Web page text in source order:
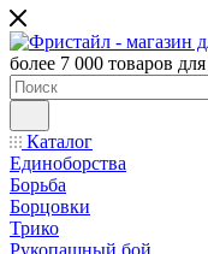
более 7 000 товаров
Каталог
Единоборства
Борьба
Борцовки
Трико
Рукопашный бой